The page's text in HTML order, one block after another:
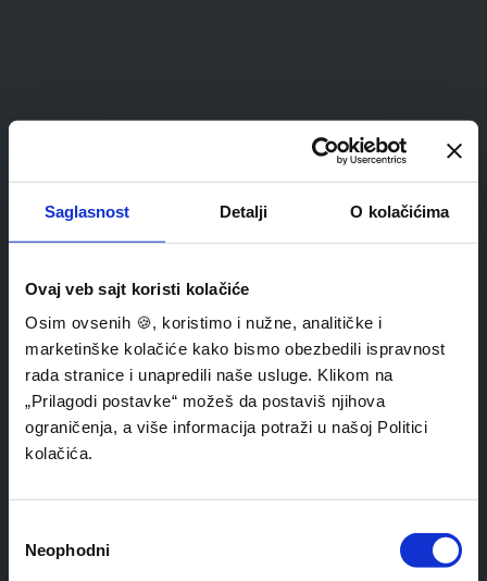
Saglasnost Detalji O kolačićima
Ovaj veb sajt koristi kolačiće
Osim ovsenih 🍪, koristimo i nužne, analitičke i
marketinške kolačiće kako bismo obezbedili ispravnost
rada stranice i unapredili naše usluge. Klikom na
„Prilagodi postavke“ možeš da postaviš njihova
ograničenja, a više informacija potraži u našoj Politici
kolačića.
сагласности
Neophodni